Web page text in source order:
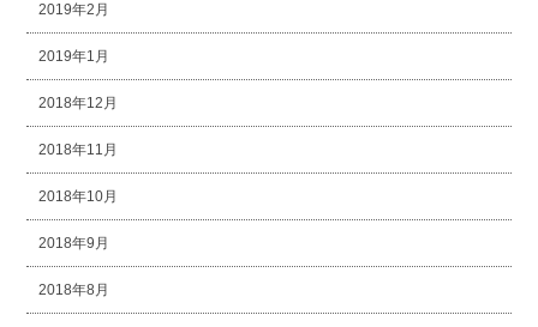
2019年2月
2019年1月
2018年12月
2018年11月
2018年10月
2018年9月
2018年8月